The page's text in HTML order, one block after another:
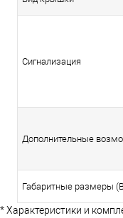
Сигнализация
Дополнительные
Габаритные размеры
* Характеристики и